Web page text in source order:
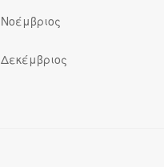
Νοέμβριος
Δεκέμβριος